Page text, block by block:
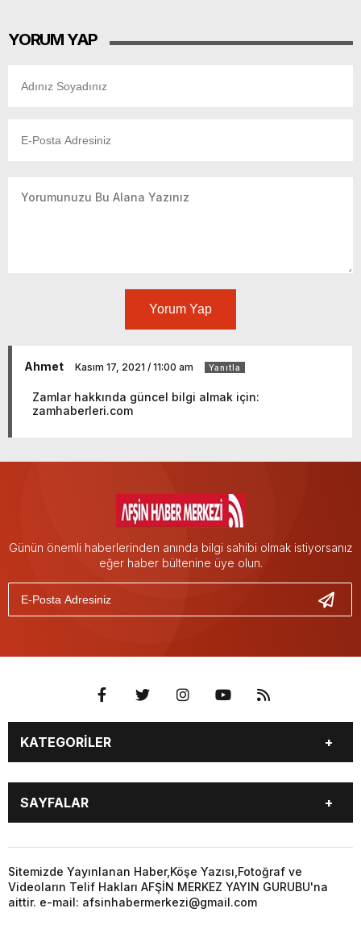
YORUM YAP
Yorum Yap
Ahmet Kasım 17, 2021 / 11:00 am Yanıtla
Zamlar hakkında güncel bilgi almak için:
zamhaberleri.com
Günün önemli haberlerinden anında bilgi sahibi olmak istiyorsanız
eğer haber bültenine üye olun.
KATEGORİLER
EĞİTİM
EKONOMİ
GÜNCEL
SİYASET
YEREL HABERLER
KÜNYE
…
3. SAYFA
KÜLTÜR
SAYFALAR
GÜNCEL
ÖZEL HABER
SİYASET
YEREL HABERLER
KÜNYE
…
Sitemizde Yayınlanan Haber,Köşe Yazısı,Fotoğraf ve
Videoların Telif Hakları AFŞİN MERKEZ YAYIN GURUBU'na
aittir. e-mail: afsinhabermerkezi@gmail.com